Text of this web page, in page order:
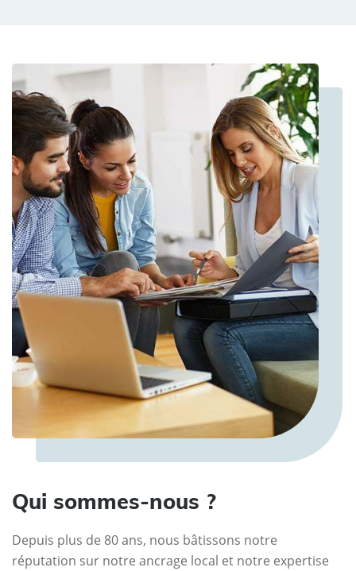
Qui sommes-nous ?
Depuis plus de 80 ans, nous bâtissons notre
réputation sur notre ancrage local et notre expertise